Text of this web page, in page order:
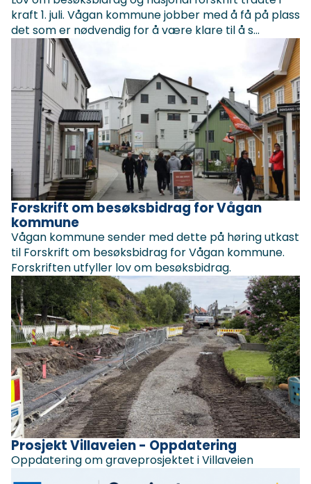
kraft 1. juli. Vågan kommune jobber med å få på plass
det som er nødvendig for å være klare til å s...
Forskrift om besøksbidrag for Vågan
kommune
Vågan kommune sender med dette på høring utkast
til Forskrift om besøksbidrag for Vågan kommune.
Forskriften utfyller lov om besøksbidrag.
Prosjekt Villaveien - Oppdatering
Oppdatering om graveprosjektet i Villaveien